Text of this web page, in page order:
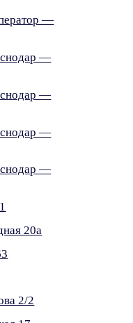
—
—
—
—
—
20а
2/2